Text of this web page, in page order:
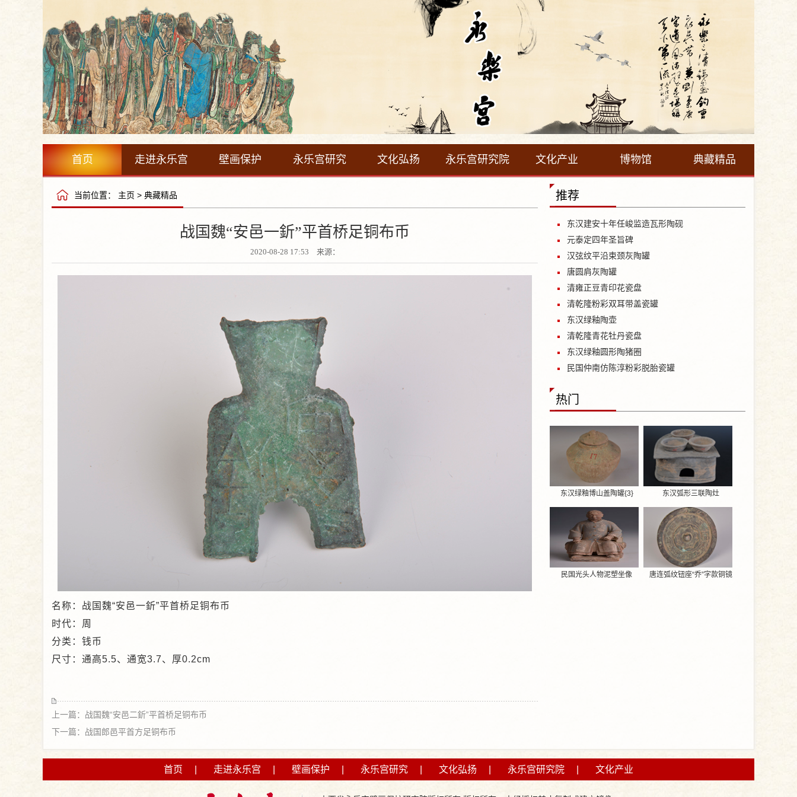
首页 走进永乐宫 壁画保护 永乐宫研究 文化弘扬 永乐宫研究院 文化产业 博物馆 典藏精品
当前位置： 主页 > 典藏精品
战国魏“安邑一釿”平首桥足铜布币
2020-08-28 17:53 来源：
名称：战国魏“安邑一釿”平首桥足铜布币
时代：周
分类：钱币
尺寸：通高5.5、通宽3.7、厚0.2cm
上一篇：战国魏“安邑二釿”平首桥足铜布币
下一篇：战国郎邑平首方足铜布币
推荐
东汉建安十年任峻监造瓦形陶砚
元泰定四年圣旨碑
汉弦纹平沿束颈灰陶罐
唐圆肩灰陶罐
清雍正豆青印花瓷盘
清乾隆粉彩双耳带盖瓷罐
东汉绿釉陶壶
清乾隆青花牡丹瓷盘
东汉绿釉圆形陶猪圈
民国仲南仿陈淳粉彩脱胎瓷罐
热门
东汉绿釉博山盖陶罐{3} 东汉弧形三联陶灶
民国光头人物泥塑坐像 唐连弧纹钮座“乔”字款铜镜
首页 走进永乐宫 壁画保护 永乐宫研究 文化弘扬 永乐宫研究院 文化产业